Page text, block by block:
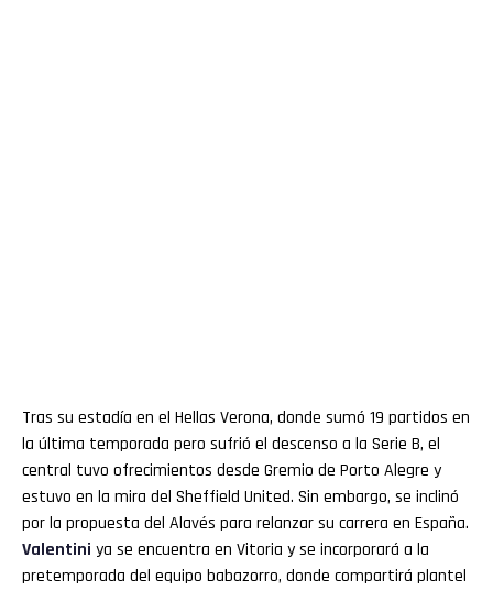
Tras su estadía en el Hellas Verona, donde sumó 19 partidos en
la última temporada pero sufrió el descenso a la Serie B, el
central tuvo ofrecimientos desde Gremio de Porto Alegre y
estuvo en la mira del Sheffield United. Sin embargo, se inclinó
por la propuesta del Alavés para relanzar su carrera en España.
Valentini ya se encuentra en Vitoria y se incorporará a la
pretemporada del equipo babazorro, donde compartirá plantel